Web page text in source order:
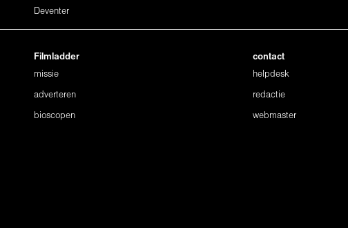
Deventer
Filmladder
missie
adverteren
bioscopen
contact
helpdesk
redactie
webmaster